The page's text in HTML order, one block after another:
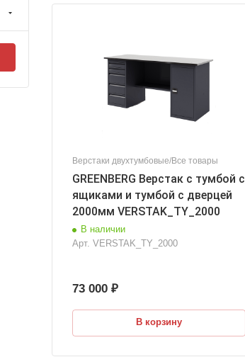
Верстаки двухтумбовые/Все товары
GREENBERG Верстак с тумбой с
ящиками и тумбой с дверцей
2000мм VERSTAK_ТY_2000
В наличии
Арт. VERSTAK_ТY_2000
73 000 ₽
В корзину